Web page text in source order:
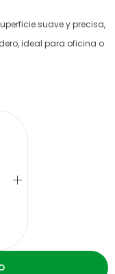
suave y precisa,
ideal para oficina o